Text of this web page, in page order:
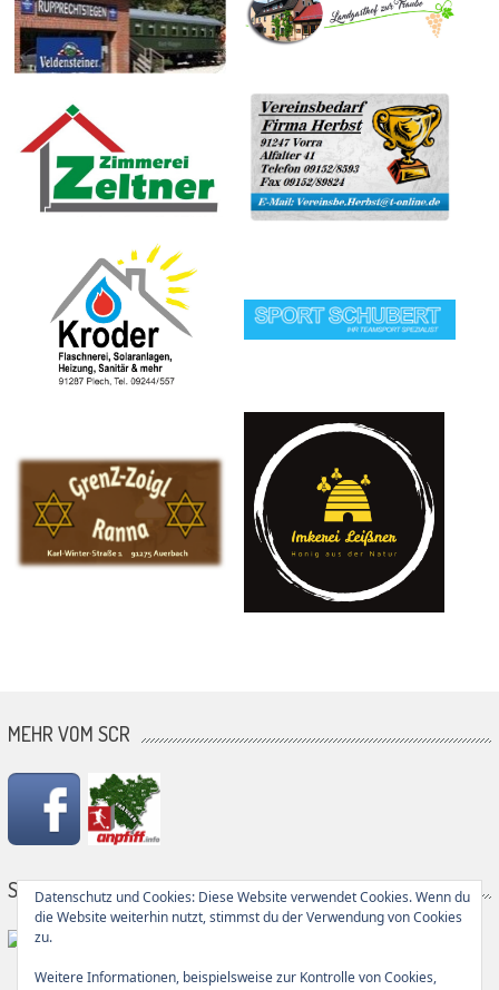
MEHR VOM SCR
SG PARTNER
Datenschutz und Cookies: Diese Website verwendet Cookies. Wenn du
die Website weiterhin nutzt, stimmst du der Verwendung von Cookies
zu.
Weitere Informationen, beispielsweise zur Kontrolle von Cookies,